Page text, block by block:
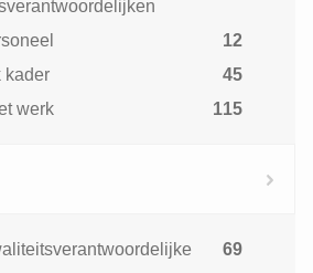
12
kader
45
werk
115
69